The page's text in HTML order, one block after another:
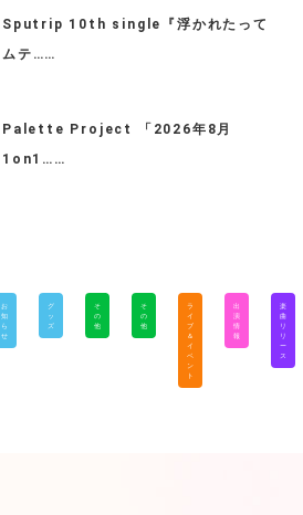
Sputrip 10th single『浮かれたって
ムテ……
Palette Project 「2026年8月
1on1……
お
知
ら
せ
グ
ッ
ズ
そ
の
他
そ
の
他
ラ
イ
ブ
＆
イ
ベ
ン
ト
出
演
情
報
楽
曲
リ
リ
ー
ス